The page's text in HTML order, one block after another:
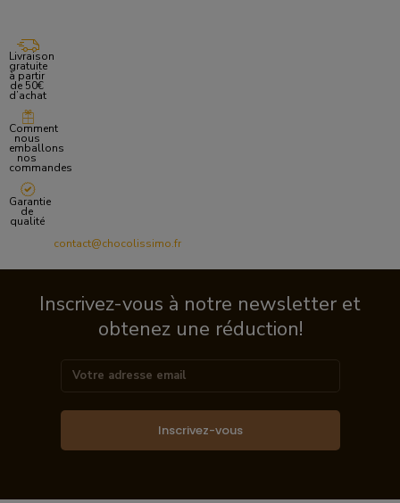
Livraison
gratuite
à partir
de 50€
d’achat
Comment
nous
emballons
nos
commandes
Garantie
de
qualité
contact@chocolissimo.fr
Inscrivez-vous à notre newsletter et
obtenez une réduction!
Inscrivez-vous